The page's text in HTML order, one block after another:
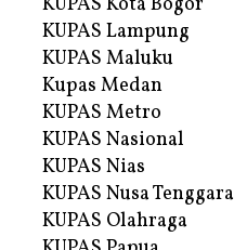
KUPAS Lampung
KUPAS Maluku
Kupas Medan
KUPAS Metro
KUPAS Nasional
KUPAS Nias
KUPAS Nusa Tenggara
KUPAS Olahraga